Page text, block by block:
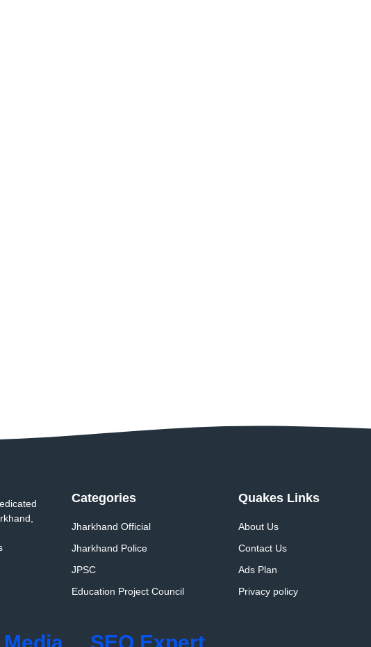
Categories
Jharkhand Official
Jharkhand Police
JPSC
Education Project Council
Quakes Links
About Us
Contact Us
Ads Plan
Privacy policy